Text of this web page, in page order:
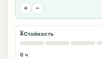
+ −
⏳Стойкость
6 ч